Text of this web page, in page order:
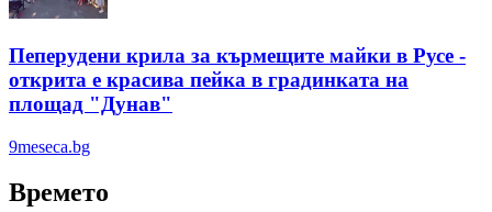
Пеперудени крила за кърмещите майки в Русе -
открита е красива пейка в градинката на
площад "Дунав"
9meseca.bg
Времето